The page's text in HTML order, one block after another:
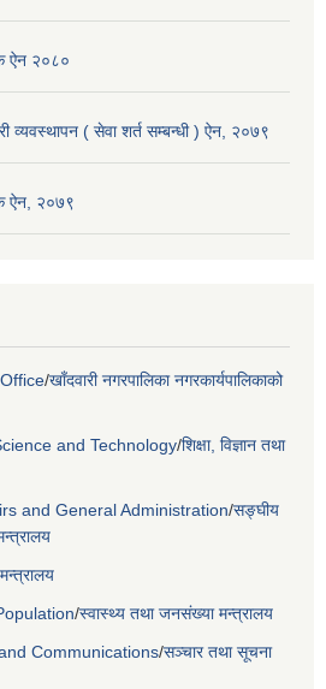
ऐन २०८०
व्यवस्थापन ( सेवा शर्त सम्बन्धी ) ऐन, २०७९
ऐन, २०७९
/खाँदवारी नगरपालिका नगरकार्यपालिकाको
and Technology/शिक्षा, विज्ञान तथा
and General Administration/सङ्घीय
/स्वास्थ्य तथा जनसंख्या मन्त्रालय
Communications/सञ्चार तथा सूचना